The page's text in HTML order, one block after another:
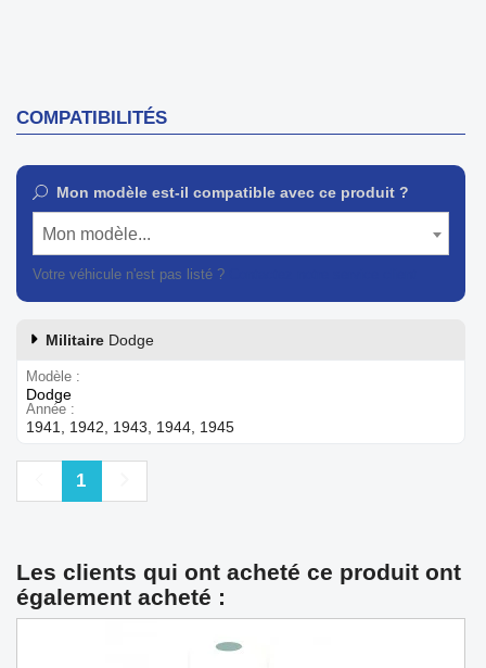
COMPATIBILITÉS
Mon modèle est-il compatible avec ce produit ?
Mon modèle...
Votre véhicule n'est pas listé ?
Militaire Dodge
Modèle
Dodge
Année
1941, 1942, 1943, 1944, 1945
Précédent
1
Les clients qui ont acheté ce produit ont
également acheté :